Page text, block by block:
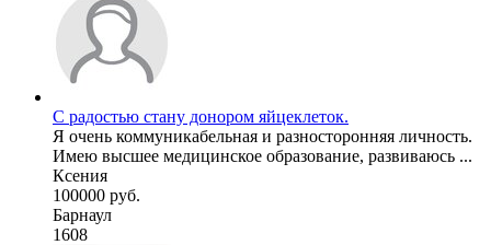
С радостью стану донором яйцеклеток.
Я очень коммуникабельная и разносторонняя личность.
Имею высшее медицинское образование, развиваюсь ...
Ксения
100000 руб.
Барнаул
1608